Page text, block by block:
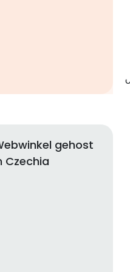
gehost
Czechia